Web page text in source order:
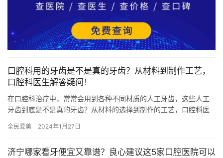
口腔科用的牙齿是不是真的牙齿？从材料到制作工艺，
口腔科医生解答疑问！
在口腔科治疗中，常常会用到各种不同材质的人工牙齿，这些人工
牙齿到底是不是真的牙齿？从材料的选择到制作的工艺，口腔科医
问：…
全民爱美 2024年1月27日
济宁哪家看牙便宜又靠谱？良心建议这5家口腔医院可以